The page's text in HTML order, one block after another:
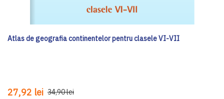
Atlas de geografia continentelor pentru clasele VI-VII
27,92 lei 34,90 lei